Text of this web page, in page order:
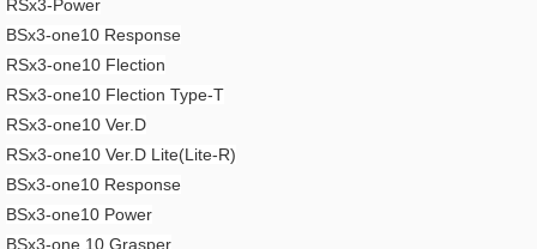
RSx3-Power
BSx3-one10 Response
RSx3-one10 Flection
RSx3-one10 Flection Type-T
RSx3-one10 Ver.D
RSx3-one10 Ver.D Lite(Lite-R)
BSx3-one10 Response
BSx3-one10 Power
BSx3-one 10 Grasper